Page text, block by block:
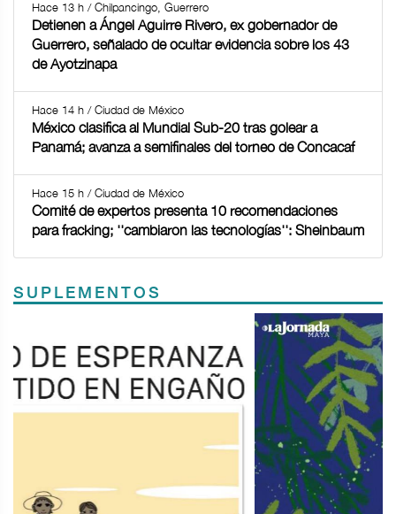
Hace 13 h / Chilpancingo, Guerrero
Detienen a Ángel Aguirre Rivero, ex gobernador de
Guerrero, señalado de ocultar evidencia sobre los 43
de Ayotzinapa
Hace 14 h / Ciudad de México
México clasifica al Mundial Sub-20 tras golear a
Panamá; avanza a semifinales del torneo de Concacaf
Hace 15 h / Ciudad de México
Comité de expertos presenta 10 recomendaciones
para fracking; ''cambiaron las tecnologías'': Sheinbaum
SUPLEMENTOS